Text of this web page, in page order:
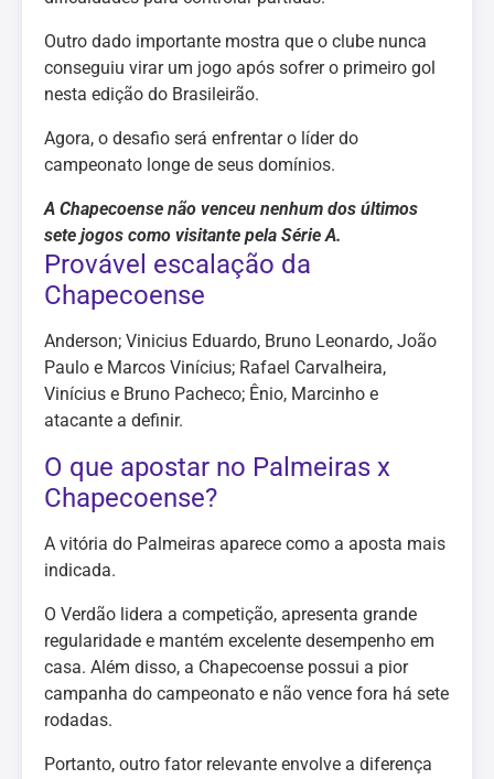
Outro dado importante mostra que o clube nunca
conseguiu virar um jogo após sofrer o primeiro gol
nesta edição do Brasileirão.
Agora, o desafio será enfrentar o líder do
campeonato longe de seus domínios.
A Chapecoense não venceu nenhum dos últimos
sete jogos como visitante pela Série A.
Provável escalação da
Chapecoense
Anderson; Vinicius Eduardo, Bruno Leonardo, João
Paulo e Marcos Vinícius; Rafael Carvalheira,
Vinícius e Bruno Pacheco; Ênio, Marcinho e
atacante a definir.
O que apostar no Palmeiras x
Chapecoense?
A vitória do Palmeiras aparece como a aposta mais
indicada.
O Verdão lidera a competição, apresenta grande
regularidade e mantém excelente desempenho em
casa. Além disso, a Chapecoense possui a pior
campanha do campeonato e não vence fora há sete
rodadas.
Portanto, outro fator relevante envolve a diferença